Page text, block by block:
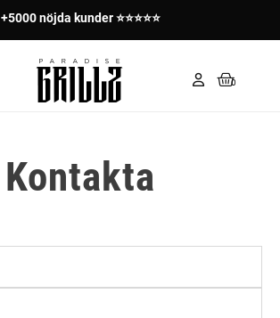
+5000 nöjda kunder ⭐⭐⭐⭐⭐
Kontakta